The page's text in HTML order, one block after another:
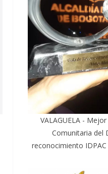
VALAGUELA -
Comunitaria del
reconocimiento